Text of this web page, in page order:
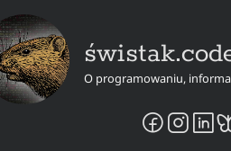
O programowaniu,